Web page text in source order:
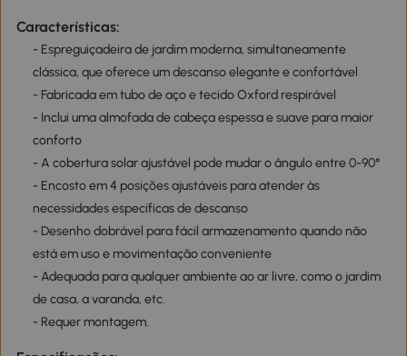
Características:
- Espreguiçadeira de jardim moderna, simultaneamente
clássica, que oferece um descanso elegante e confortável
- Fabricada em tubo de aço e tecido Oxford respirável
- Inclui uma almofada de cabeça espessa e suave para maior
conforto
- A cobertura solar ajustável pode mudar o ângulo entre 0-90°
- Encosto em 4 posições ajustáveis para atender às
necessidades específicas de descanso
- Desenho dobrável para fácil armazenamento quando não
está em uso e movimentação conveniente
- Adequada para qualquer ambiente ao ar livre, como o jardim
de casa, a varanda, etc.
- Requer montagem.